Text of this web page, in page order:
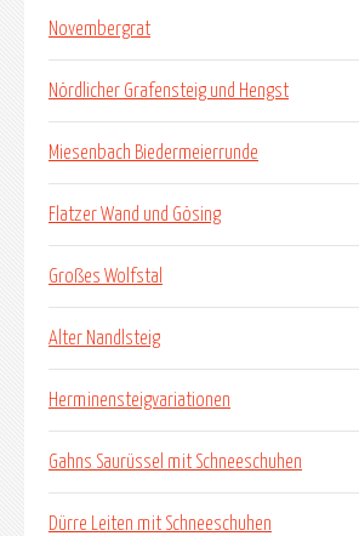
Novembergrat
Nördlicher Grafensteig und Hengst
Miesenbach Biedermeierrunde
Flatzer Wand und Gösing
Großes Wolfstal
Alter Nandlsteig
Herminensteigvariationen
Gahns Saurüssel mit Schneeschuhen
Dürre Leiten mit Schneeschuhen